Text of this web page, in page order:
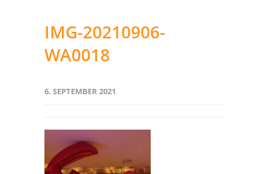
IMG-20210906-
WA0018
6. SEPTEMBER 2021